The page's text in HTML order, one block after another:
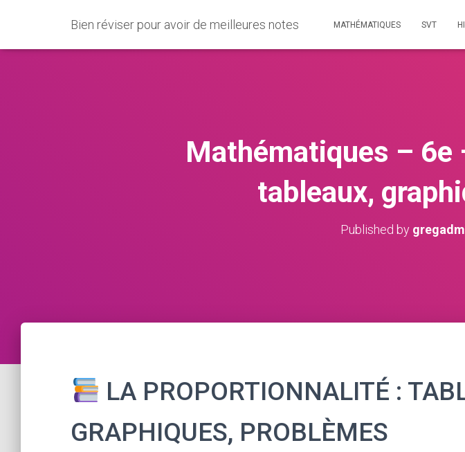
Bien réviser pour avoir de meilleures notes MATHÉMATIQUES SVT
Mathématiques – 6e
tableaux,
Published by
LA PROPORTIONNALITÉ :
GRAPHIQUES, PROBLÈMES